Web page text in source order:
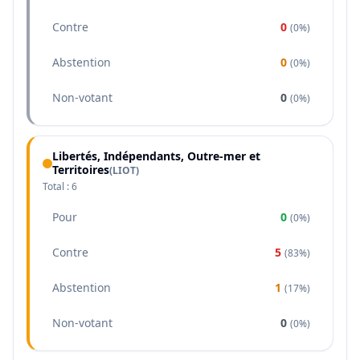
Contre 0 (0%)
Abstention 0 (0%)
Non-votant 0 (0%)
Libertés, Indépendants, Outre-mer et
Territoires(LIOT)
Total :6
Pour 0 (0%)
Contre 5 (83%)
Abstention 1 (17%)
Non-votant 0 (0%)